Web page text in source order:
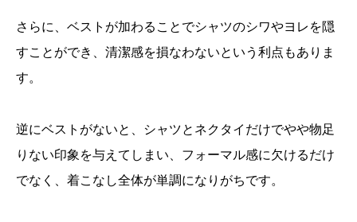
さらに、ベストが加わることでシャツのシワやヨレを隠
すことができ、清潔感を損なわないという利点もありま
す。
逆にベストがないと、シャツとネクタイだけでやや物足
りない印象を与えてしまい、フォーマル感に欠けるだけ
でなく、着こなし全体が単調になりがちです。